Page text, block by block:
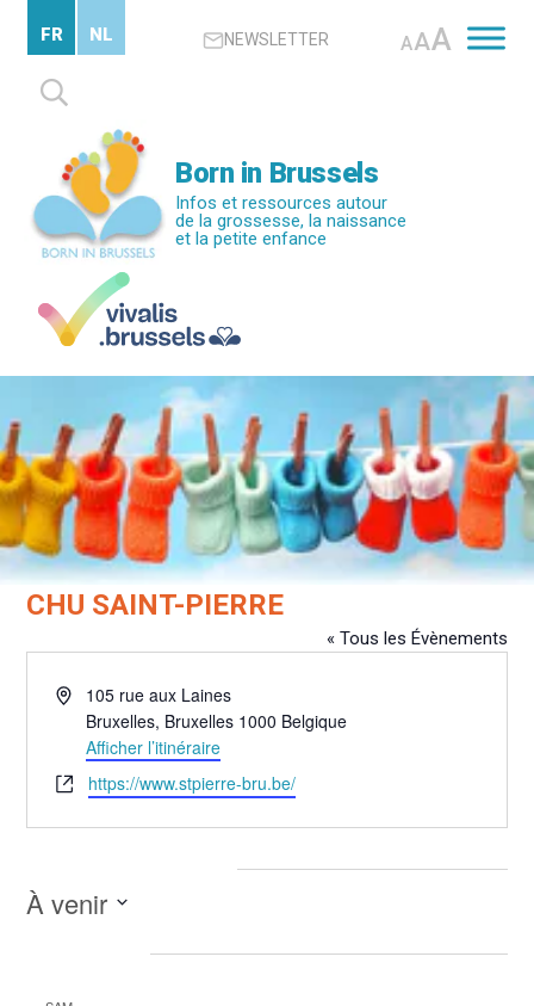
contenu
principal
NEWSLETTER AAA
Rechercher :
FR NL
Born in Brussels
Infos et ressources autour
de la grossesse, la naissance
et la petite enfance
CHU SAINT-PIERRE
« Tous les Évènements
Adresse105 rue aux Laines
Bruxelles, Bruxelles 1000 Belgique
Afficher l’itinéraire
Site
https://www.stpierre-bru.be/
À venir